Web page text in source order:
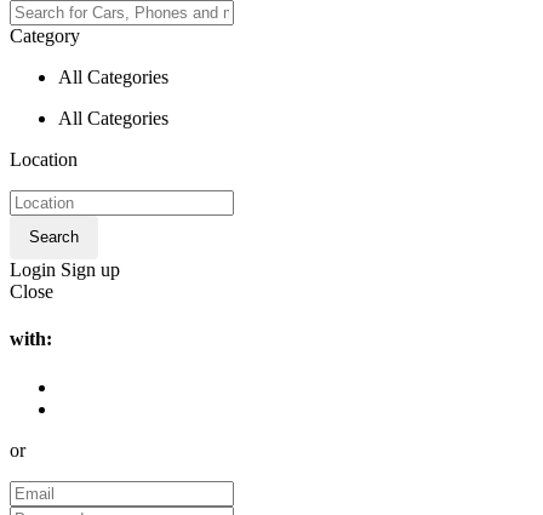
Category
All Categories
All Categories
Location
Search
Login Sign up
Close
with:
or